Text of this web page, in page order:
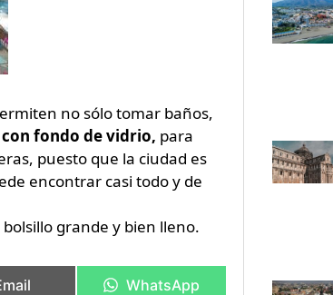
no sólo tomar baños,
con fondo de vidrio, para
puesto que la ciudad es
encontrar casi todo y de
grande y bien lleno.
WhatsApp